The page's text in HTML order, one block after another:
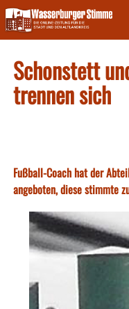
Skip
to
content
Schonstett
trennen sich
Fußball-Coach hat der
angeboten, diese stimmte